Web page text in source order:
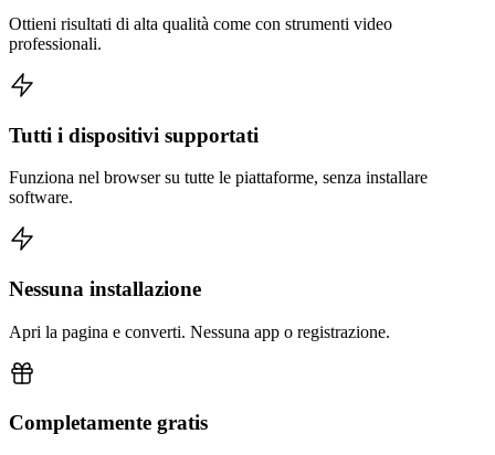
Ottieni risultati di alta qualità come con strumenti video
professionali.
Tutti i dispositivi supportati
Funziona nel browser su tutte le piattaforme, senza installare
software.
Nessuna installazione
Apri la pagina e converti. Nessuna app o registrazione.
Completamente gratis